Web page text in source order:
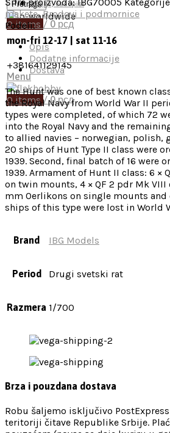
Pretraga
mon-fri 12-17 | sat 11-16
+381641129145
Menu
0items/ 0рсд
Knjige, časopisi
0items / 0 рсд
makete,Brodovi i podmornice
Podeli:
Opis
Dodatne informacije
Dostava
The Hunt was one of best known
the Royal Navy from World War II
types were completed, of which 72
into the Royal Navy and the
to allied navies – norwegian, polish,
20 ships of Hunt Type II class were
1939. Second, final batch of 16 were
1939. Armament of Hunt II class: 6 ×
on twin mounts, 4 × QF 2 pdr Mk
mm Oerlikons on single mounts and
ships of this type were lost in World
Brand IBG Models
Period Drugi svetski rat
Razmera 1/700
Brza i pouzdana dostava
Robu šaljemo isključivo
teritoriji čitave Republike Srbije.